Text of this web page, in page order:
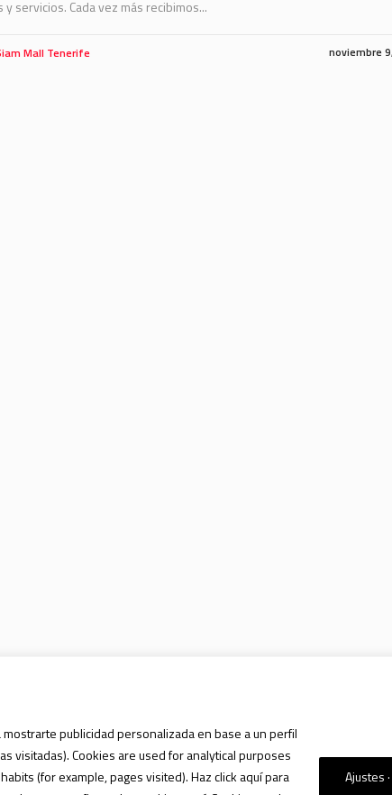
publicidad personalizada en base a un perfil
visitadas). Cookies are used for analytical purposes
(for example, pages visited). Haz click aquí para
Ajustes
y servicios. Cada vez más recibimos...
noviembre
Mall Tenerife